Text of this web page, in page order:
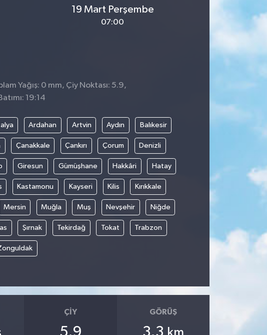
19 Mart Perşembe
07:00
Yağış: 0 mm, Çiy Noktası: 5.9,
19:14
Ardahan Artvin Aydın Balıkesir
Çanakkale Çankırı Çorum Denizli
Giresun Gümüşhane Hakkâri Hatay
Kastamonu Kayseri Kilis Kırıkkale
Mersin Muğla Muş Nevşehir Niğde
Şırnak Tekirdağ Tokat Trabzon
ÇIY GÖRÜŞ